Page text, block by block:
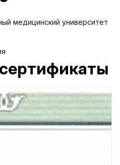
медицинский университет